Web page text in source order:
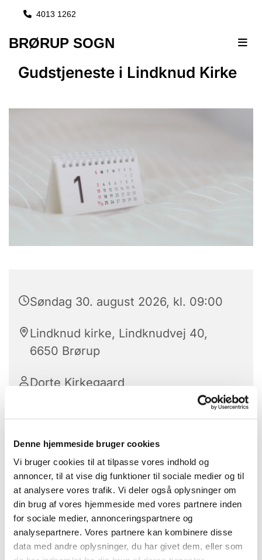
Denne hjemmeside bruger cookies
Vi bruger cookies til at tilpasse vores indhold og
annoncer, til at vise dig funktioner til sociale medier og til
at analysere vores trafik. Vi deler også oplysninger om
din brug af vores hjemmeside med vores partnere inden
for sociale medier, annonceringspartnere og
analysepartnere. Vores partnere kan kombinere disse
data med andre oplysninger, du har givet dem, eller som
 4013 1262
BRØRUP SOGN
Gudstjeneste i Lindknud Kirke
Søndag 30. august 2026, kl. 09:00
Lindknud kirke, Lindknudvej 40,
6650 Brørup
Dorte Kirkegaard